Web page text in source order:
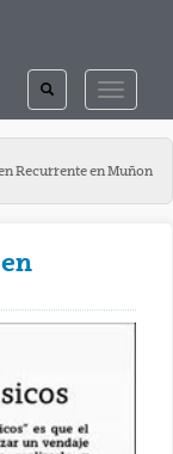
TOGGLE
TOGGLE
SEARCH
Recurrente en Muñon